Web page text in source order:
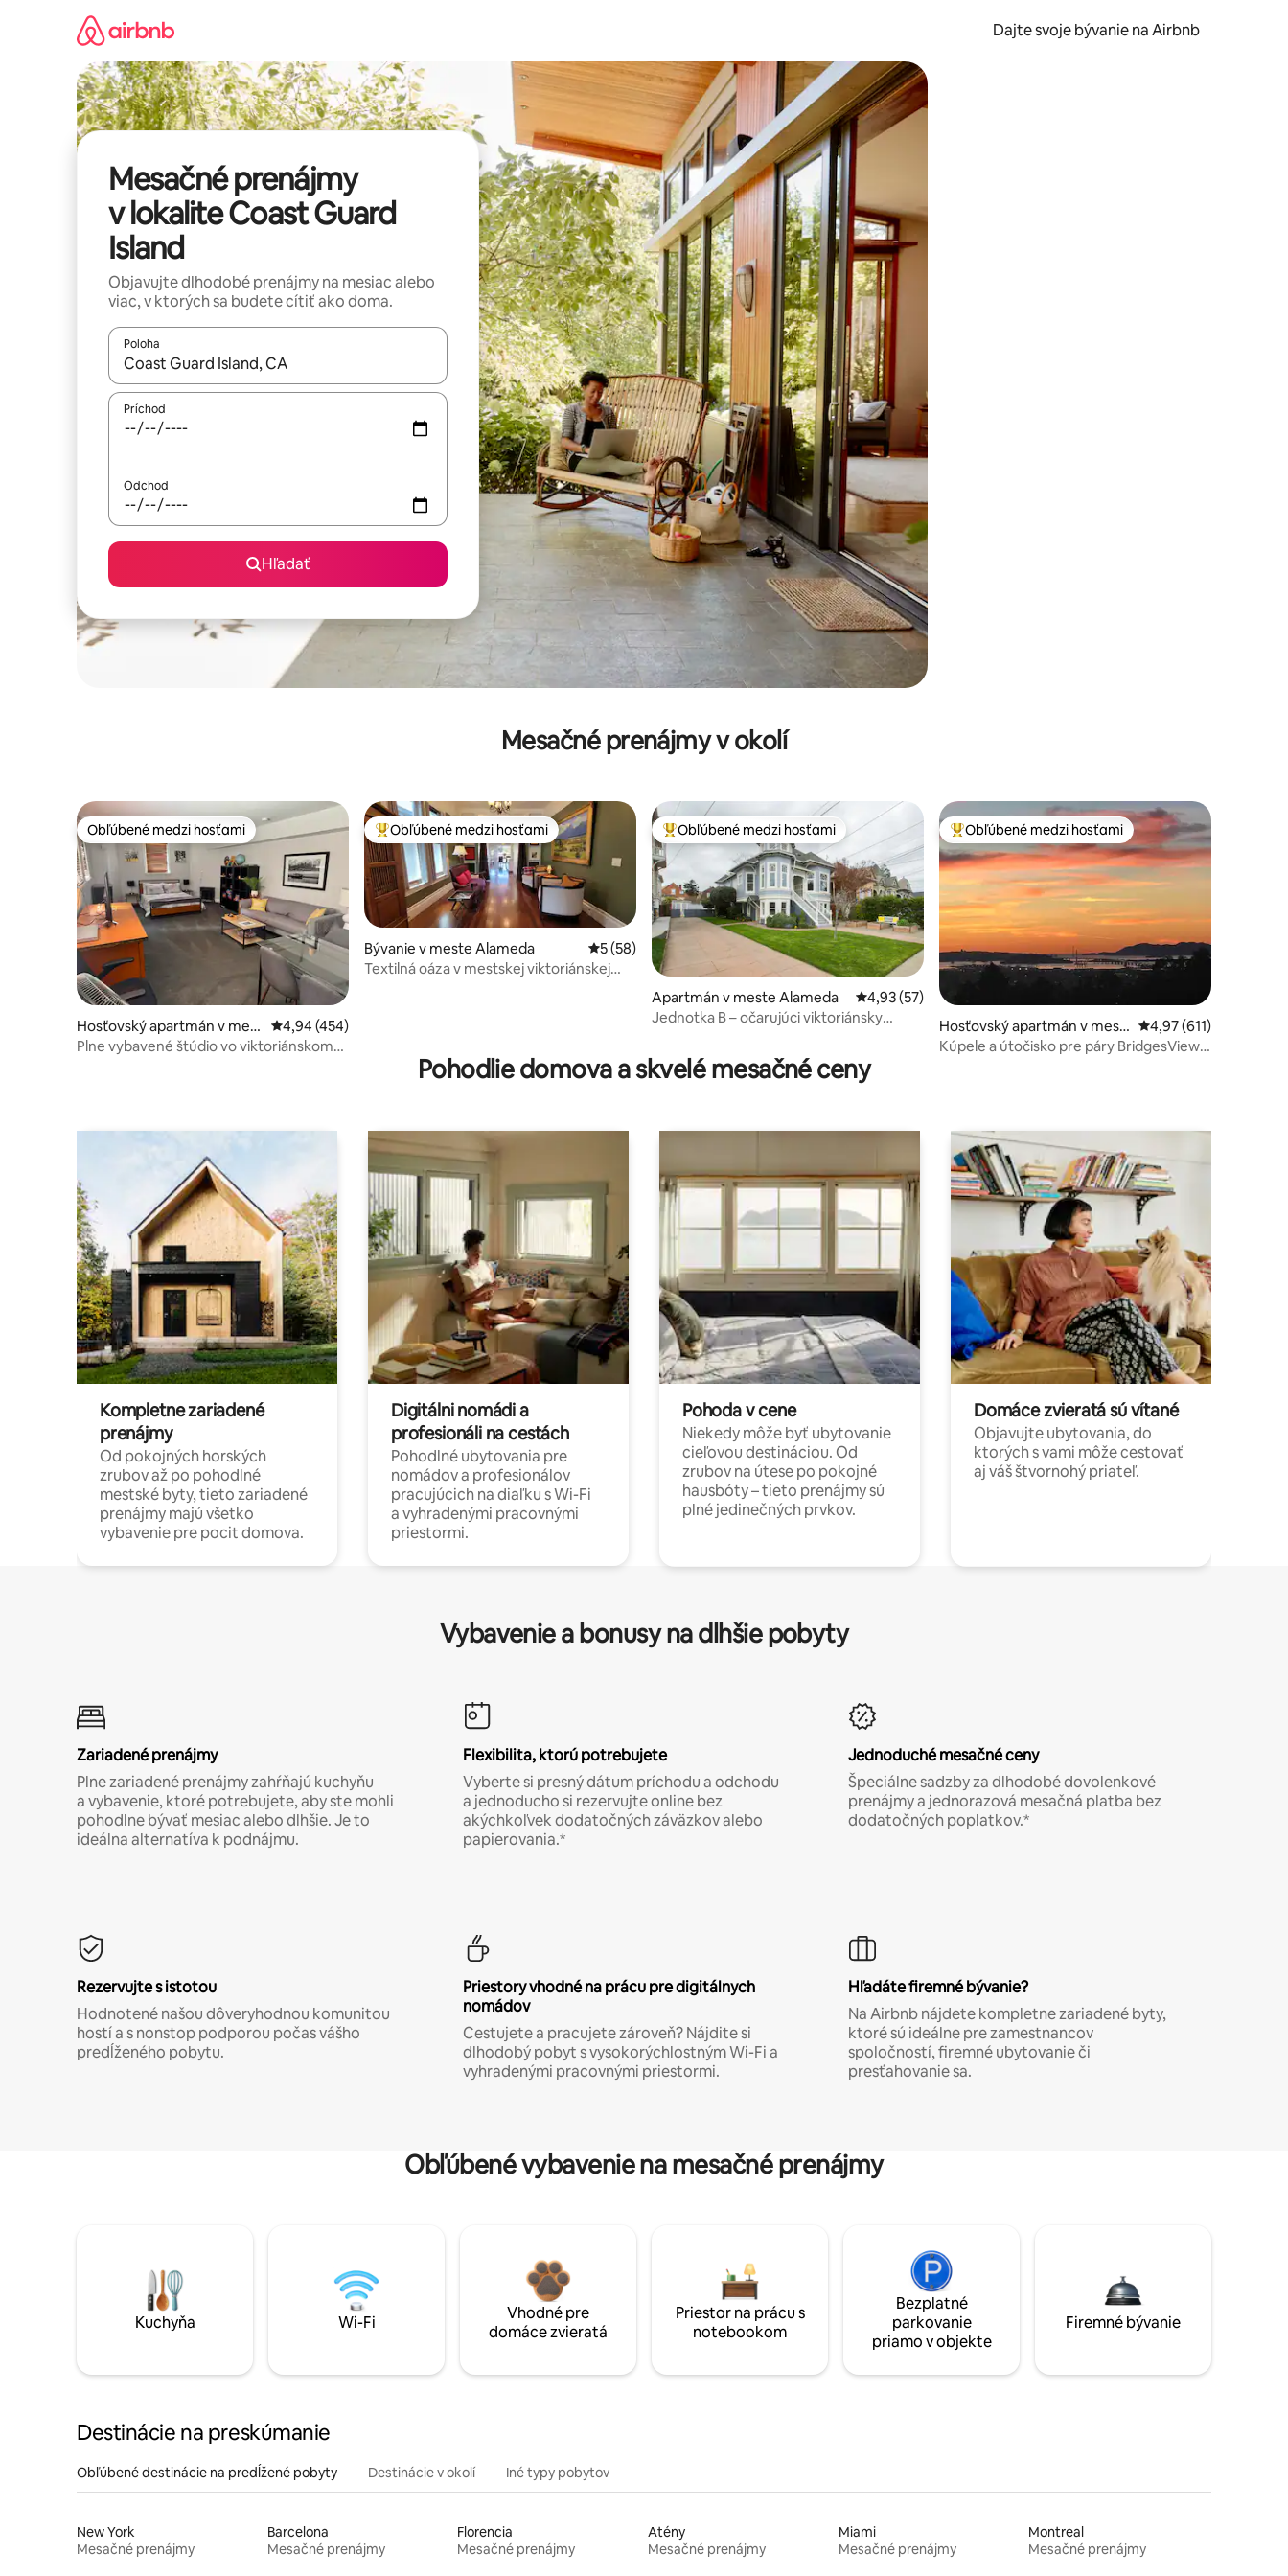
Dajte svoje bývanie na Airbnb
Mesačné prenájmy
v lokalite Coast Guard
Island
Objavujte dlhodobé prenájmy na mesiac alebo
viac, v ktorých sa budete cítiť ako doma.
Poloha
Keď budú výsledky k dispozícii, môžete si ich prechádzať pomocou klávesov so šípkami nahor a nadol alebo ich preskúmať pomocou dotykových gest či potiahnutia prstom.
Príchod
Odchod
Hľadať
Mesačné prenájmy v okolí
Obľúbené medzi hosťami
Obľúbené medzi hosťami
Hosťovský apartmán v mest
e Alameda
Priemerné ohodnotenie 4,94 z 5, počet hodnotení: 454
4,94 (454)
Plne vybavené štúdio vo viktoriánskom
Najobľúbenejšie medzi hosťami
Obľúbené medzi hosťami
Bývanie v meste Alameda Priemerné ohodnotenie 5 z 5, počet hodnotení: 58
5 (58)
Textilná oáza v mestskej viktoriánskej
Najobľúbenejšie medzi hosťami
Obľúbené medzi hosťami
Apartmán v meste Alameda Priemerné ohodnotenie 4,93 z 5, počet hodnotení: 57
4,93 (57)
Jednotka B – očarujúci viktoriánsky
Najobľúbenejšie medzi hosťami
Obľúbené medzi hosťami
Hosťovský apartmán v mest
e Oakland
Priemerné
4,97 (611)
Kúpele a útočisko pre páry BridgesView,
Pohodlie domova a skvelé mesačné ceny
Kompletne zariadené
prenájmy
Od pokojných horských
zrubov až po pohodlné
mestské byty, tieto zariadené
prenájmy majú všetko
vybavenie pre pocit domova.
Digitálni nomádi a
profesionáli na cestách
Pohodlné ubytovania pre
nomádov a profesionálov
pracujúcich na diaľku s Wi-Fi
a vyhradenými pracovnými
priestormi.
Pohoda v cene
Niekedy môže byť ubytovanie
cieľovou destináciou. Od
zrubov na útese po pokojné
hausbóty – tieto prenájmy sú
plné jedinečných prvkov.
Domáce zvieratá sú vítané
Objavujte ubytovania, do
ktorých s vami môže cestovať
aj váš štvornohý priateľ.
Vybavenie a bonusy na dlhšie pobyty
Zariadené prenájmy
Plne zariadené prenájmy zahŕňajú kuchyňu
a vybavenie, ktoré potrebujete, aby ste mohli
pohodlne bývať mesiac alebo dlhšie. Je to
ideálna alternatíva k podnájmu.
Flexibilita, ktorú potrebujete
Vyberte si presný dátum príchodu a odchodu
a jednoducho si rezervujte online bez
akýchkoľvek dodatočných záväzkov alebo
papierovania.*
Jednoduché mesačné ceny
Špeciálne sadzby za dlhodobé dovolenkové
prenájmy a jednorazová mesačná platba bez
dodatočných poplatkov.*
Rezervujte s istotou
Hodnotené našou dôveryhodnou komunitou
hostí a s nonstop podporou počas vášho
predĺženého pobytu.
Priestory vhodné na prácu pre digitálnych
nomádov
Cestujete a pracujete zároveň? Nájdite si
dlhodobý pobyt s vysokorýchlostným Wi-Fi a
vyhradenými pracovnými priestormi.
Hľadáte firemné bývanie?
Na Airbnb nájdete kompletne zariadené byty,
ktoré sú ideálne pre zamestnancov
spoločností, firemné ubytovanie či
presťahovanie sa.
Obľúbené vybavenie na mesačné prenájmy
Kuchyňa Wi-Fi
Vhodné pre
domáce zvieratá
Priestor na prácu s
notebookom
Bezplatné
parkovanie
priamo v objekte
Firemné bývanie
Destinácie na preskúmanie
Obľúbené destinácie na predĺžené pobyty Destinácie v okolí Iné typy pobytov
New York
Mesačné prenájmy
Barcelona
Mesačné prenájmy
Florencia
Mesačné prenájmy
Atény
Mesačné prenájmy
Miami
Mesačné prenájmy
Montreal
Mesačné prenájmy